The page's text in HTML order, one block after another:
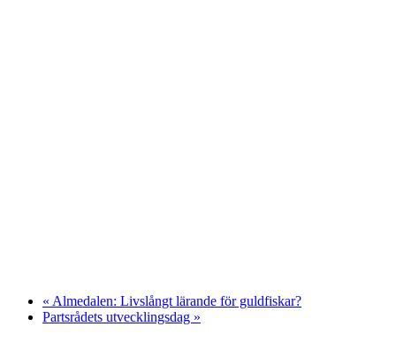
« Almedalen: Livslångt lärande för guldfiskar?
Partsrådets utvecklingsdag »